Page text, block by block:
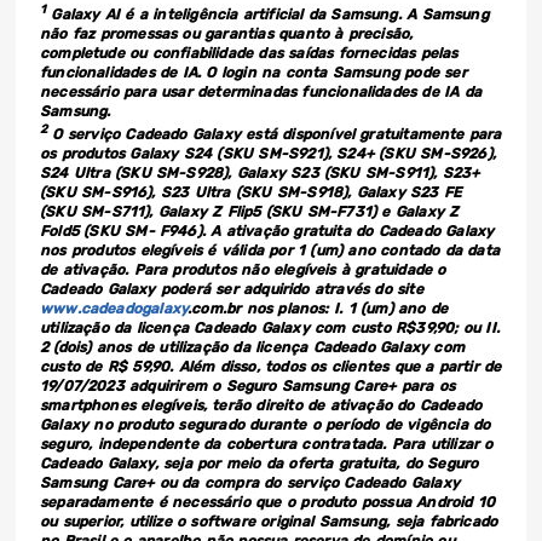
1Galaxy AI é a inteligência artificial da Samsung. A Samsung
não faz promessas ou garantias quanto à precisão,
completude ou confiabilidade das saídas fornecidas pelas
funcionalidades de IA. O login na conta Samsung pode ser
necessário para usar determinadas funcionalidades de IA da
Samsung.
2O serviço Cadeado Galaxy está disponível gratuitamente para
os produtos Galaxy S24 (SKU SM-S921), S24+ (SKU SM-S926),
S24 Ultra (SKU SM-S928), Galaxy S23 (SKU SM-S911), S23+
(SKU SM-S916), S23 Ultra (SKU SM-S918), Galaxy S23 FE
(SKU SM-S711), Galaxy Z Flip5 (SKU SM-F731) e Galaxy Z
Fold5 (SKU SM- F946). A ativação gratuita do Cadeado Galaxy
nos produtos elegíveis é válida por 1 (um) ano contado da data
de ativação. Para produtos não elegíveis à gratuidade o
Cadeado Galaxy poderá ser adquirido através do site
www.cadeadogalaxy.com.br nos planos: I. 1 (um) ano de
utilização da licença Cadeado Galaxy com custo R$39,90; ou II.
2 (dois) anos de utilização da licença Cadeado Galaxy com
custo de R$ 59,90. Além disso, todos os clientes que a partir de
19/07/2023 adquirirem o Seguro Samsung Care+ para os
smartphones elegíveis, terão direito de ativação do Cadeado
Galaxy no produto segurado durante o período de vigência do
seguro, independente da cobertura contratada. Para utilizar o
Cadeado Galaxy, seja por meio da oferta gratuita, do Seguro
Samsung Care+ ou da compra do serviço Cadeado Galaxy
separadamente é necessário que o produto possua Android 10
ou superior, utilize o software original Samsung, seja fabricado